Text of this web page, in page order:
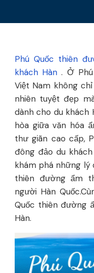
Phú Quốc thiên
khách Hàn . Ở
Việt Nam không
nhiên tuyệt đẹp
dành cho du khách
hòa giữa văn hóa
thư giãn cao cấp,
đông đảo du
khám phá những lý
thiên đường ẩm
người Hàn
Quốc thiên đường
Hàn.